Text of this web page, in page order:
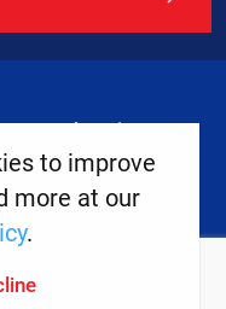
House
Legal Notice
to improve
more at our
.